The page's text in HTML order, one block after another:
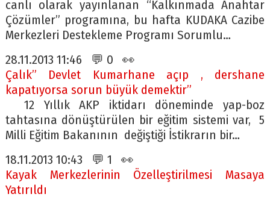
canlı olarak yayınlanan “Kalkınmada Anahtar
Çözümler” programına, bu hafta KUDAKA Cazibe
Merkezleri Destekleme Programı Sorumlu…
28.11.2013 11:46 💬 0 👀
Çalık” Devlet Kumarhane açıp , dershane
kapatıyorsa sorun büyük demektir”
12 Yıllık AKP iktidarı döneminde yap-boz
tahtasına dönüştürülen bir eğitim sistemi var, 5
Milli Eğitim Bakanının değiştiği İstikrarın bir…
18.11.2013 10:43 💬 1 👀
Kayak Merkezlerinin Özelleştirilmesi Masaya
Yatırıldı